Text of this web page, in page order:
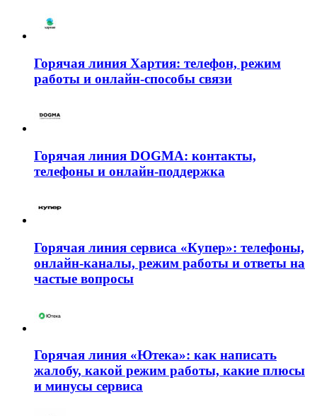
Горячая линия Хартия: телефон, режим
работы и онлайн-способы связи
Горячая линия DOGMA: контакты,
телефоны и онлайн-поддержка
Горячая линия сервиса «Купер»: телефоны,
онлайн-каналы, режим работы и ответы на
частые вопросы
Горячая линия «Ютека»: как написать
жалобу, какой режим работы, какие плюсы
и минусы сервиса